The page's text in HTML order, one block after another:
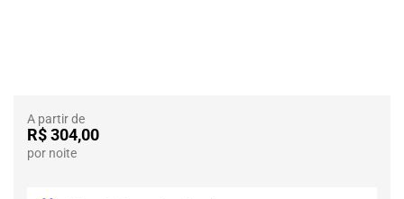
A partir de
R$ 304,00
por noite